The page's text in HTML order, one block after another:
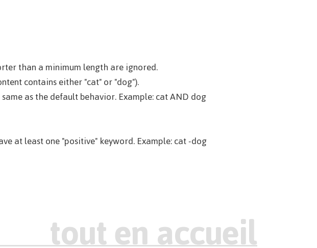
than a minimum length are ignored.
contains either "cat" or "dog").
as the default behavior. Example: cat AND dog
at least one "positive" keyword. Example: cat -dog